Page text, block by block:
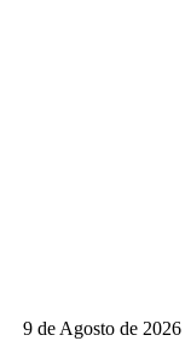
9 de Agosto de 2026